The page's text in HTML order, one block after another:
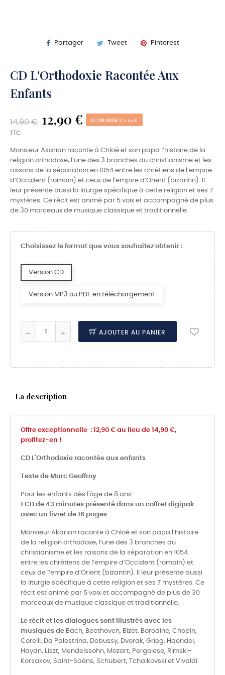
Partager Tweet Pinterest
CD L'Orthodoxie Racontée Aux
Enfants
14,90 € 12,90 € ÉCONOMISEZ 2,00 €
TTC
Monsieur Akarian raconte à Chloé et son papa l’histoire de la
religion orthodoxe, l’une des 3 branches du christianisme et les
raisons de la séparation en 1054 entre les chrétiens de l’empire
d’Occident (romain) et ceux de l’empire d’Orient (bizantin). Il
leur présente aussi la liturgie spécifique à cette religion et ses 7
mystères. Ce récit est animé par 5 voix et accompagné de plus
de 30 morceaux de musique classique et traditionnelle.
Choisissez le format que vous souhaitez obtenir :
Version CD
Version MP3 ou PDF en téléchargement
AJOUTER AU PANIER
La description
Offre exceptionnelle : 12,90 € au lieu de 14,90 €,
profitez-en !
CD L'Orthodoxie racontée aux enfants
Texte de Marc Geoffroy
Pour les enfants dès l'âge de 8 ans
1 CD de 43 minutes présenté dans un coffret digipak
avec un livret de 16 pages
Monsieur Akarian raconte à Chloé et son papa l’histoire
de la religion orthodoxe, l’une des 3 branches du
christianisme et les raisons de la séparation en 1054
entre les chrétiens de l’empire d’Occident (romain) et
ceux de l’empire d’Orient (bizantin). Il leur présente aussi
la liturgie spécifique à cette religion et ses 7 mystères. Ce
récit est animé par 5 voix et accompagné de plus de 30
morceaux de musique classique et traditionnelle.
Le récit et les dialogues sont illustrés avec les
musiques de Bach, Beethoven, Bizet, Borodine, Chopin,
Corelli, Da Palestrina, Debussy, Dvorak, Grieg, Haendel,
Haydn, Liszt, Mendelssohn, Mozart, Pergolese, Rimski-
Korsakov, Saint-Saëns, Schubert, Tchaikovski et Vivaldi.